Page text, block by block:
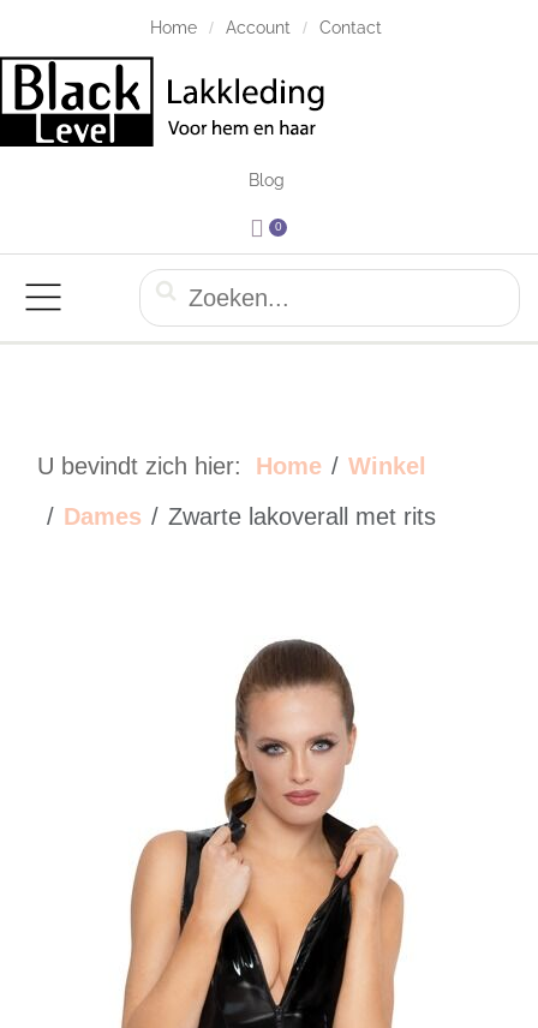
Home Account Contact
Blog
0
U bevindt zich hier: Home
Winkel
Dames
Zwarte lakoverall met rits